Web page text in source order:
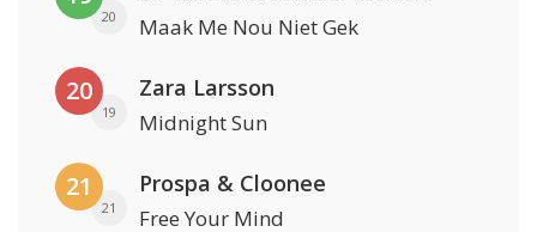
20 Maak Me Nou Niet Gek
20
19
Zara Larsson
Midnight Sun
21
21
Prospa & Cloonee
Free Your Mind